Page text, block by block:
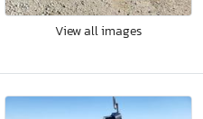
View all images